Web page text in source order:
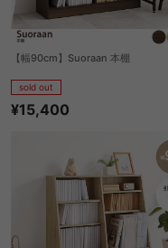
【幅90cm】Suoraan 本棚
sold out
¥15,400